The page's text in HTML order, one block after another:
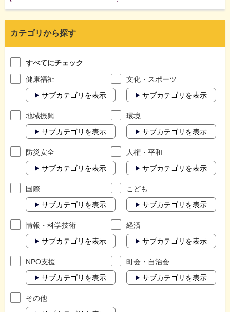
カテゴリから探す
すべてにチェック
健康福祉
サブカテゴリを表示
文化・スポーツ
サブカテゴリを表示
地域振興
サブカテゴリを表示
環境
サブカテゴリを表示
防災安全
サブカテゴリを表示
人権・平和
サブカテゴリを表示
国際
サブカテゴリを表示
こども
サブカテゴリを表示
情報・科学技術
サブカテゴリを表示
経済
サブカテゴリを表示
NPO支援
サブカテゴリを表示
町会・自治会
サブカテゴリを表示
その他